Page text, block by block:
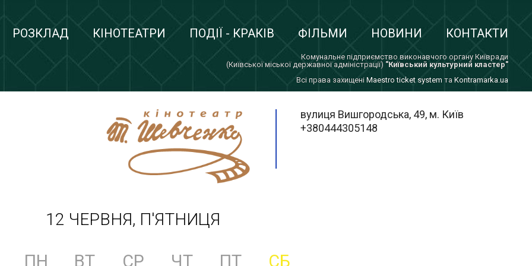
РОЗКЛАД КІНОТЕАТРИ ПОДІЇ - КРАКІВ ФІЛЬМИ НОВИНИ КОНТАКТИ
Комунальне підприємство виконавчого органу Київради
(Київської міської державної адміністрації) "Київський культурний кластер"
Всi права захищенi Maestro ticket system та Kontramarka.ua
вулиця Вишгородська, 49, м. Київ
+380444305148
12 ЧЕРВНЯ, П'ЯТНИЦЯ
ПН ВТ СР ЧТ ПТ СБ